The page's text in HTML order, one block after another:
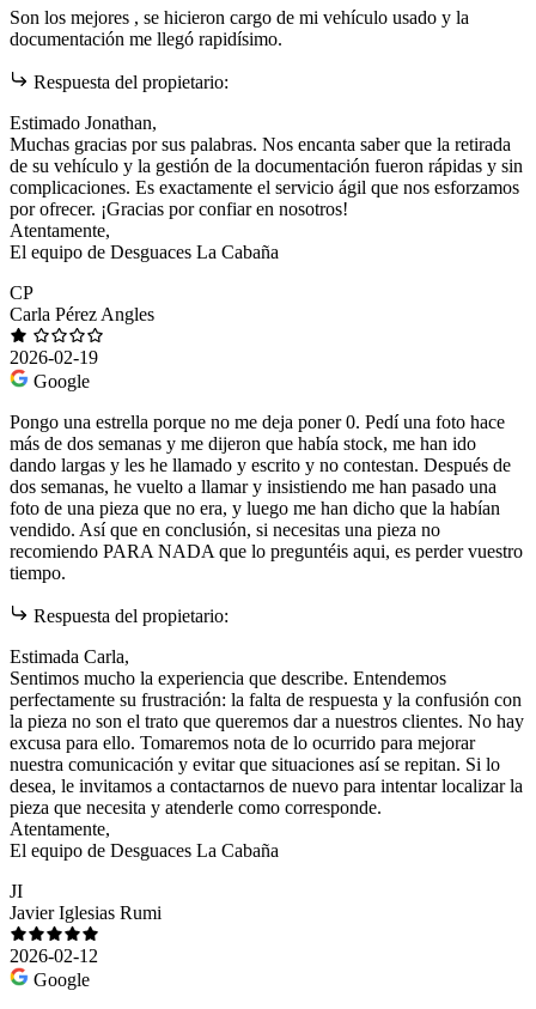
Son los mejores , se hicieron cargo de mi vehículo usado y la
documentación me llegó rapidísimo.
Respuesta del propietario:
Estimado Jonathan,
Muchas gracias por sus palabras. Nos encanta saber que la retirada
de su vehículo y la gestión de la documentación fueron rápidas y sin
complicaciones. Es exactamente el servicio ágil que nos esforzamos
por ofrecer. ¡Gracias por confiar en nosotros!
Atentamente,
El equipo de Desguaces La Cabaña
CP
Carla Pérez Angles
2026-02-19
Google
Pongo una estrella porque no me deja poner 0. Pedí una foto hace
más de dos semanas y me dijeron que había stock, me han ido
dando largas y les he llamado y escrito y no contestan. Después de
dos semanas, he vuelto a llamar y insistiendo me han pasado una
foto de una pieza que no era, y luego me han dicho que la habían
vendido. Así que en conclusión, si necesitas una pieza no
recomiendo PARA NADA que lo preguntéis aqui, es perder vuestro
tiempo.
Respuesta del propietario:
Estimada Carla,
Sentimos mucho la experiencia que describe. Entendemos
perfectamente su frustración: la falta de respuesta y la confusión con
la pieza no son el trato que queremos dar a nuestros clientes. No hay
excusa para ello. Tomaremos nota de lo ocurrido para mejorar
nuestra comunicación y evitar que situaciones así se repitan. Si lo
desea, le invitamos a contactarnos de nuevo para intentar localizar la
pieza que necesita y atenderle como corresponde.
Atentamente,
El equipo de Desguaces La Cabaña
JI
Javier Iglesias Rumi
2026-02-12
Google